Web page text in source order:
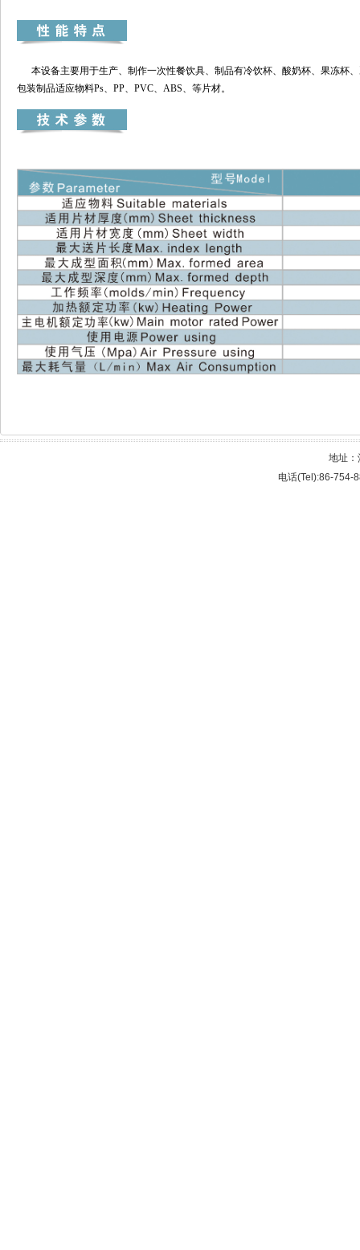
本设备主要用于生产、制作一次性餐饮具、制品有冷饮杯、酸奶杯、果冻杯
包装制品适应物料Ps、PP、PVC、ABS、等片材。
地址：
电话(Tel):86-754-